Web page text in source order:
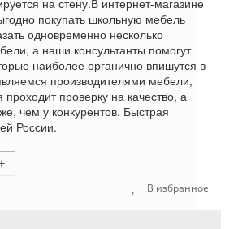
на стену.В интернет-магазине
покупать школьную мебель
одновременно несколько
а наши консультанты помогут
наиболее органично впишутся в
производителями мебели,
проходит проверку на качество, а
чем у конкурентов. Быстрая
России.
В избранное